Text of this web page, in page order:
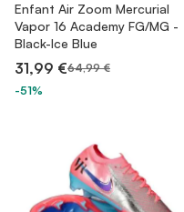
Enfant Air Zoom Mercurial
Vapor 16 Academy FG/MG -
Black-Ice Blue
31,99 €64,99 €
-51%